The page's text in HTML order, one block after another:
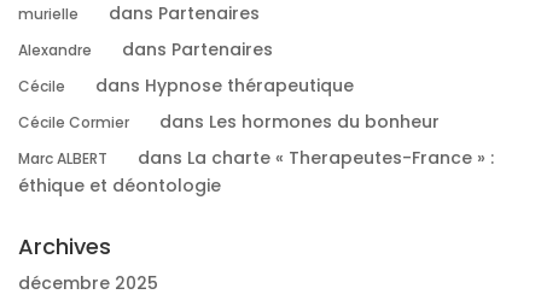
murielle dans Partenaires
Alexandre dans Partenaires
Cécile dans Hypnose thérapeutique
Cécile Cormier dans Les hormones du bonheur
Marc ALBERT dans La charte « Therapeutes-France » :
éthique et déontologie
Archives
décembre 2025